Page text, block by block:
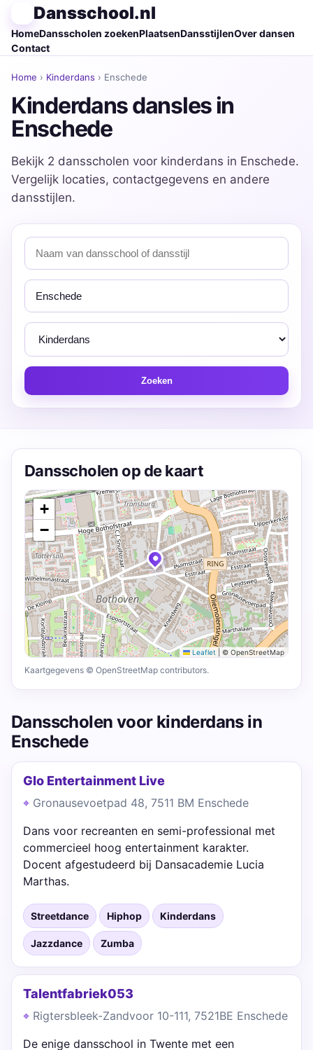
Dansschool.nl
HomeDansscholen zoekenPlaatsenDansstijlenOver dansen
Contact
Home › Kinderdans › Enschede
Kinderdans dansles in
Enschede
Bekijk 2 dansscholen voor kinderdans in Enschede.
Vergelijk locaties, contactgegevens en andere
dansstijlen.
Zoeken
Dansscholen op de kaart
+
−
Leaflet © OpenStreetMap
Kaartgegevens © OpenStreetMap contributors.
Dansscholen voor kinderdans in
Enschede
Glo Entertainment Live
Gronausevoetpad 48, 7511 BM Enschede
Dans voor recreanten en semi-professional met
commercieel hoog entertainment karakter.
Docent afgestudeerd bij Dansacademie Lucia
Marthas.
Streetdance Hiphop Kinderdans
Jazzdance Zumba
Talentfabriek053
Rigtersbleek-Zandvoor 10-111, 7521BE Enschede
De enige dansschool in Twente met een